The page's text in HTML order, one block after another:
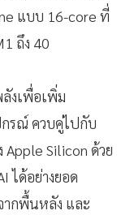
แบบ 16-core ที่
ถึง 40
ลังเพื่อเพิ่ม
รณ์ ควบคู่ไปกับ
Apple Silicon ด้วย
ได้อย่างยอด
ากพื้นหลัง และ